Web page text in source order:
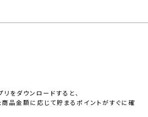
をダウンロードすると、
品金額に応じて貯まるポイントがすぐに確